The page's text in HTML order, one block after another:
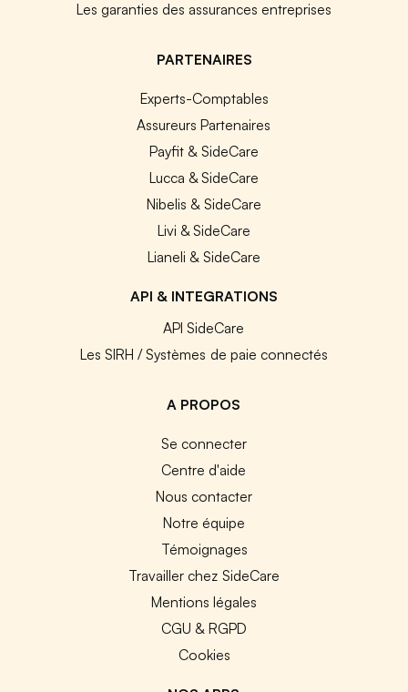
Les garanties des assurances entreprises
PARTENAIRES
Experts-Comptables
Assureurs Partenaires
Payfit & SideCare
Lucca & SideCare
Nibelis & SideCare
Livi & SideCare
Lianeli & SideCare
API & INTEGRATIONS
API SideCare
Les SIRH / Systèmes de paie connectés
A PROPOS
Se connecter
Centre d'aide
Nous contacter
Notre équipe
Témoignages
Travailler chez SideCare
Mentions légales
CGU & RGPD
Cookies